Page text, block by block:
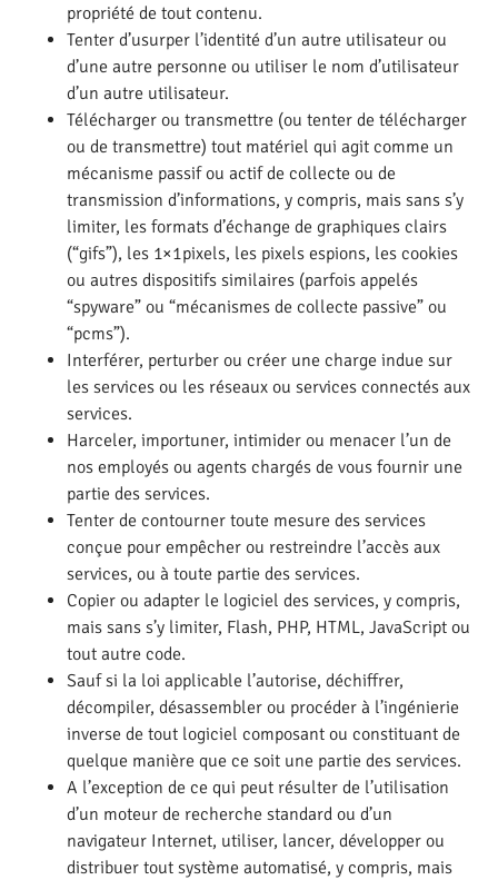
propriété de tout contenu.
Tenter d’usurper l’identité d’un autre utilisateur ou
d’une autre personne ou utiliser le nom d’utilisateur
d’un autre utilisateur.
Télécharger ou transmettre (ou tenter de télécharger
ou de transmettre) tout matériel qui agit comme un
mécanisme passif ou actif de collecte ou de
transmission d’informations, y compris, mais sans s’y
limiter, les formats d’échange de graphiques clairs
(“gifs”), les 1×1pixels, les pixels espions, les cookies
ou autres dispositifs similaires (parfois appelés
“spyware” ou “mécanismes de collecte passive” ou
“pcms”).
Interférer, perturber ou créer une charge indue sur
les services ou les réseaux ou services connectés aux
services.
Harceler, importuner, intimider ou menacer l’un de
nos employés ou agents chargés de vous fournir une
partie des services.
Tenter de contourner toute mesure des services
conçue pour empêcher ou restreindre l’accès aux
services, ou à toute partie des services.
Copier ou adapter le logiciel des services, y compris,
mais sans s’y limiter, Flash, PHP, HTML, JavaScript ou
tout autre code.
Sauf si la loi applicable l’autorise, déchiffrer,
décompiler, désassembler ou procéder à l’ingénierie
inverse de tout logiciel composant ou constituant de
quelque manière que ce soit une partie des services.
A l’exception de ce qui peut résulter de l’utilisation
d’un moteur de recherche standard ou d’un
navigateur Internet, utiliser, lancer, développer ou
distribuer tout système automatisé, y compris, mais